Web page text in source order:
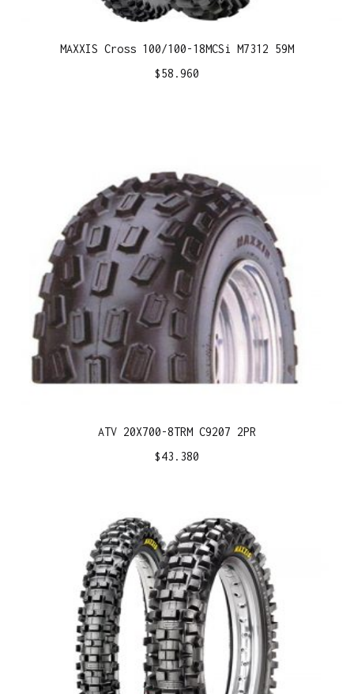
MAXXIS Cross 100/100-18MCSi M7312 59M
$58.960
ATV 20X700-8TRM C9207 2PR
$43.380